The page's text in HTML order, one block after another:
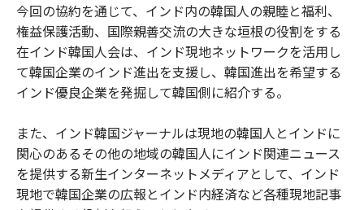
今回の協約を通じて、インド内の韓国人の親睦と福利、
権益保護活動、国際親善交流の大きな垣根の役割をする
在インド韓国人会は、インド現地ネットワークを活用し
て韓国企業のインド進出を支援し、韓国進出を希望する
インド優良企業を発掘して韓国側に紹介する。
また、インド韓国ジャーナルは現地の韓国人とインドに
関心のあるその他の地域の韓国人にインド関連ニュース
を提供する新生インターネットメディアとして、インド
現地で韓国企業の広報とインド内経済など各種現地記事